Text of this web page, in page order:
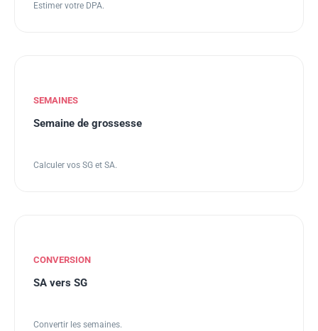
Estimer votre DPA.
SEMAINES
Semaine de grossesse
Calculer vos SG et SA.
CONVERSION
SA vers SG
Convertir les semaines.